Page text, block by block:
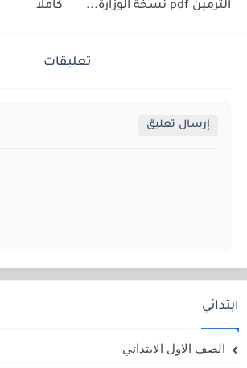
الترمين pdf نسخة الوزارة...
كاملاً
تعليقات
إرسال تعليق
ابتدائي
الصف الاول الابتدائي